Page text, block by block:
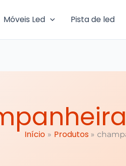
Móveis Led
Pista de led
Início Produtos